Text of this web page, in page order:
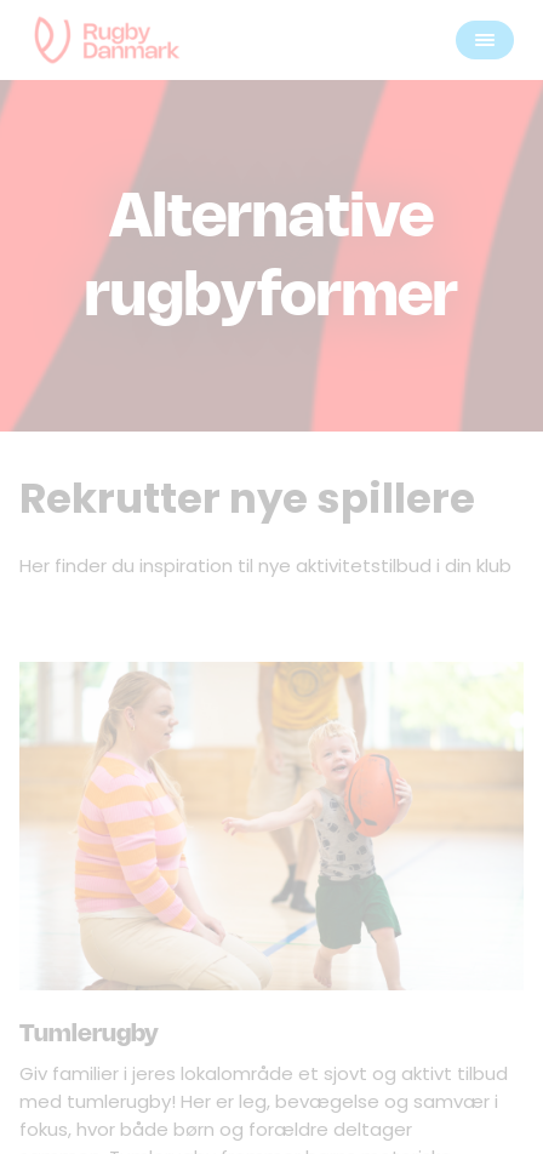
Alternative
rugbyformer
Rekrutter nye spillere
Her finder du inspiration til nye aktivitetstilbud i din klub
Tumlerugby
Giv familier i jeres lokalområde et sjovt og aktivt tilbud
med tumlerugby! Her er leg, bevægelse og samvær i
fokus, hvor både børn og forældre deltager